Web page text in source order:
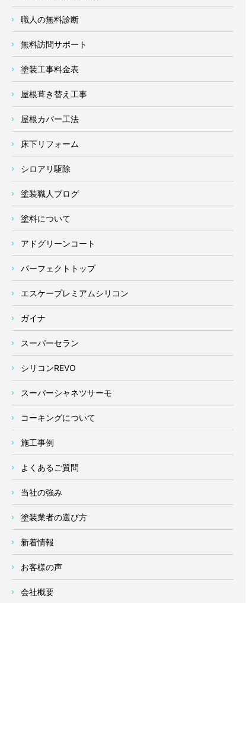
職人の無料診断
無料訪問サポート
塗装工事料金表
屋根葺き替え工事
屋根カバー工法
床下リフォーム
シロアリ駆除
塗装職人ブログ
塗料について
アドグリーンコート
パーフェクトトップ
エスケープレミアムシリコン
ガイナ
スーパーセラン
シリコンREVO
スーパーシャネツサーモ
コーキングについて
施工事例
よくあるご質問
当社の強み
塗装業者の選び方
新着情報
お客様の声
会社概要